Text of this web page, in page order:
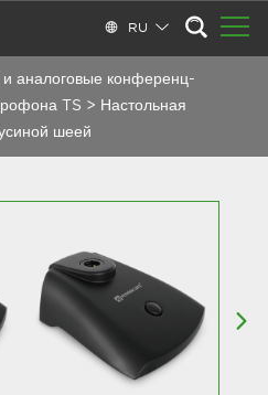
RU
и аналоговые конференц-
TS > Настольная
шеей